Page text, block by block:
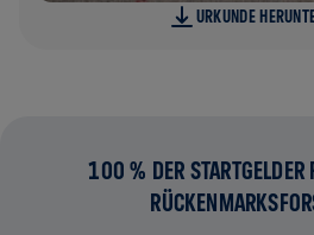
URKUNDE
100 % DER STARTGELDER